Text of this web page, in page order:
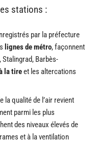
stations :
par la préfecture
lignes de métro, façonnent
Stalingrad, Barbès-
la tireet les altercations
la qualité de l’air revient
parmi les plus
des niveaux élevés de
et à la ventilation